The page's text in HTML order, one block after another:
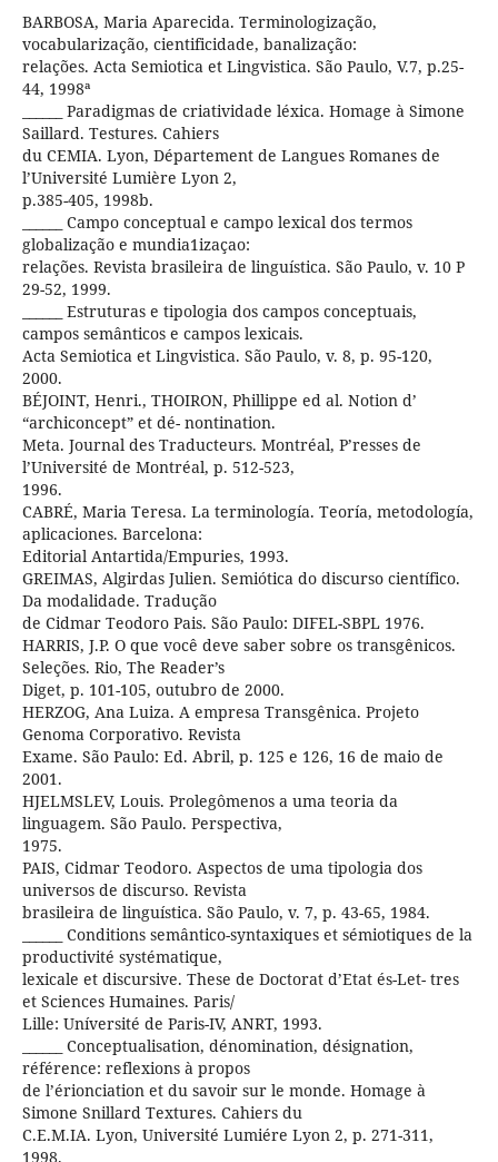
BARBOSA, Maria Aparecida. Terminologização,
vocabularização, cientificidade, banalização:
relações. Acta Semiotica et Lingvistica. São Paulo, V.7, p.25-
44, 1998ª
______ Paradigmas de criatividade léxica. Homage à Simone
Saillard. Testures. Cahiers
du CEMIA. Lyon, Département de Langues Romanes de
l’Université Lumière Lyon 2,
p.385-405, 1998b.
______ Campo conceptual e campo lexical dos termos
globalização e mundia1izaçao:
relações. Revista brasileira de linguística. São Paulo, v. 10 P
29-52, 1999.
______ Estruturas e tipologia dos campos conceptuais,
campos semânticos e campos lexicais.
Acta Semiotica et Lingvistica. São Paulo, v. 8, p. 95-120,
2000.
BÉJOINT, Henri., THOIRON, Phillippe ed al. Notion d’
“archiconcept” et dé- nontination.
Meta. Journal des Traducteurs. Montréal, P’resses de
l’Université de Montréal, p. 512-523,
1996.
CABRÉ, Maria Teresa. La terminología. Teoría, metodología,
aplicaciones. Barcelona:
Editorial Antartida/Empuries, 1993.
GREIMAS, Algirdas Julien. Semiótica do discurso científico.
Da modalidade. Tradução
de Cidmar Teodoro Pais. São Paulo: DIFEL-SBPL 1976.
HARRIS, J.P. O que você deve saber sobre os transgênicos.
Seleções. Rio, The Reader’s
Diget, p. 101-105, outubro de 2000.
HERZOG, Ana Luiza. A empresa Transgênica. Projeto
Genoma Corporativo. Revista
Exame. São Paulo: Ed. Abril, p. 125 e 126, 16 de maio de
2001.
HJELMSLEV, Louis. Prolegômenos a uma teoria da
linguagem. São Paulo. Perspectiva,
1975.
PAIS, Cidmar Teodoro. Aspectos de uma tipologia dos
universos de discurso. Revista
brasileira de linguística. São Paulo, v. 7, p. 43-65, 1984.
______ Conditions semântico-syntaxiques et sémiotiques de la
productivité systématique,
lexicale et discursive. These de Doctorat d’Etat és-Let- tres
et Sciences Humaines. Paris/
Lille: Uníversité de Paris-IV, ANRT, 1993.
______ Conceptualisation, dénomination, désignation,
référence: reflexions à propos
de l’érionciation et du savoir sur le monde. Homage à
Simone Snillard Textures. Cahiers du
C.E.M.IA. Lyon, Université Lumiére Lyon 2, p. 271-311,
1998.